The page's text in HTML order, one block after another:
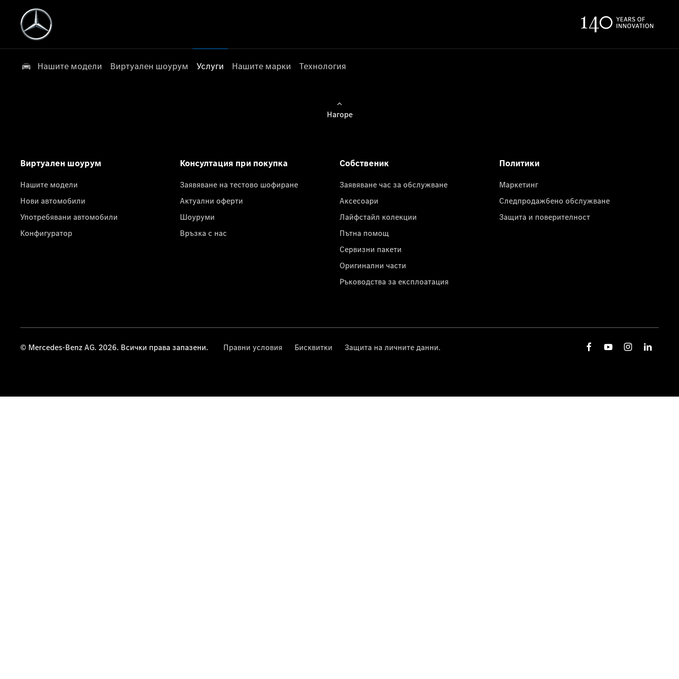
Нашите модели Виртуален шоурум Услуги Нашите марки Технология
Нагоре
Виртуален шоурум
Нашите модели
Нови автомобили
Употребявани автомобили
Конфигуратор
Консултация при покупка
Заявяване на тестово шофиране
Актуални оферти
Шоуруми
Връзка с нас
Собственик
Заявяване час за обслужване
Аксесоари
Лайфстайл колекции
Пътна помощ
Сервизни пакети
Оригинални части
Ръководства за експлоатация
Политики
Маркетинг
Следпродажбено обслужване
Защита и поверителност
© Mercedes-Benz AG. 2026. Всички права запазени. Правни условия Бисквитки Защита на личните данни.